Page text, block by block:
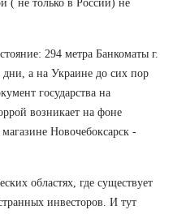
( не только в России) не
294 метра Банкоматы г.
дни, а на Украине до сих пор
государства на
возникает на фоне
Новочебоксарск -
областях, где существует
инвесторов. И тут